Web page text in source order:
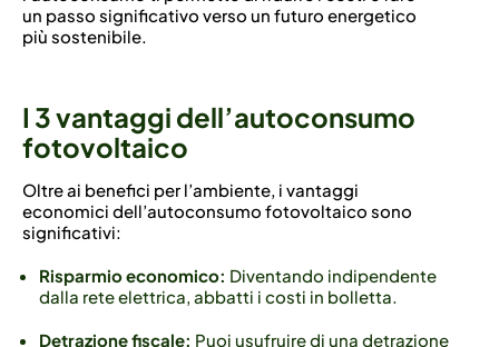
un passo significativo verso un futuro energetico
più sostenibile.
I 3 vantaggi dell’autoconsumo
fotovoltaico
Oltre ai benefici per l’ambiente, i vantaggi
economici dell’autoconsumo fotovoltaico sono
significativi:
Risparmio economico: Diventando indipendente
dalla rete elettrica, abbatti i costi in bolletta.
Detrazione fiscale: Puoi usufruire di una detrazione